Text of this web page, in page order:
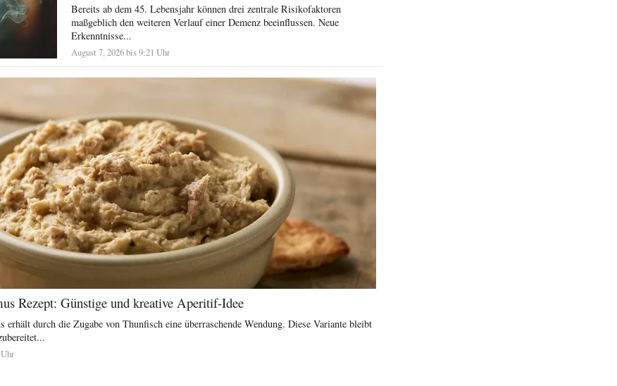
Bereits ab dem 45. Lebensjahr können drei zentrale Risikofaktoren
maßgeblich den weiteren Verlauf einer Demenz beeinflussen. Neue
Erkenntnisse...
August 7, 2026 bis 9:21 Uhr
Rezept: Günstige und kreative Aperitif-Idee
erhält durch die Zugabe von Thunfisch eine überraschende Wendung. Diese Variante bleibt